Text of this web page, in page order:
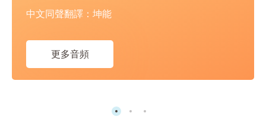
中文同聲翻譯：坤能
更多音頻